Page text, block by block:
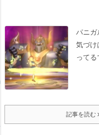
パニガ
気づけ
ってる
記事を読む